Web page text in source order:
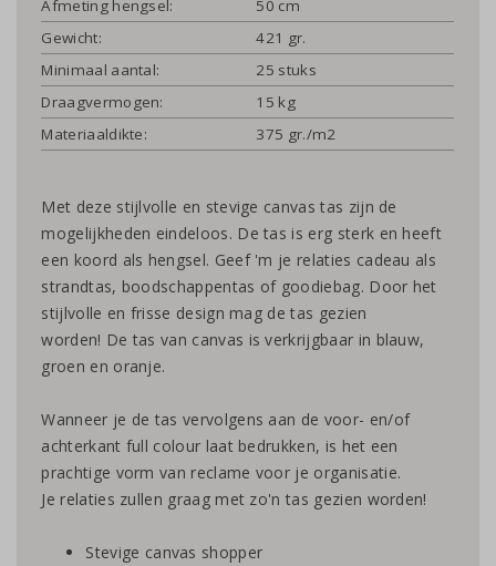
Afmeting hengsel:
50 cm
Gewicht:
421 gr.
Minimaal aantal:
25 stuks
Draagvermogen:
15 kg
Materiaaldikte:
375 gr./m2
Met deze stijlvolle en stevige canvas tas zijn de
mogelijkheden eindeloos. De tas is erg sterk en heeft
een koord als hengsel. Geef 'm je relaties cadeau als
strandtas, boodschappentas of goodiebag. Door het
stijlvolle en frisse design mag de tas gezien
worden! De tas van canvas is verkrijgbaar in blauw,
groen en oranje.
Wanneer je de tas vervolgens aan de voor- en/of
achterkant full colour laat bedrukken, is het een
prachtige vorm van reclame voor je organisatie.
Je relaties zullen graag met zo'n tas gezien worden!
Stevige canvas shopper